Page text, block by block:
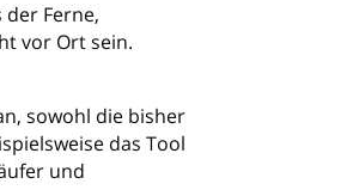
Ferne,
vor Ort sein.
sowohl die bisher
das Tool
und